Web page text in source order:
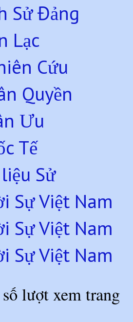
Sử Đảng
Lạc
Cứu
Quyền
Ưu
Tế
Sử
Sự Việt Nam
Sự Việt Nam
Sự Việt Nam
lượt xem trang